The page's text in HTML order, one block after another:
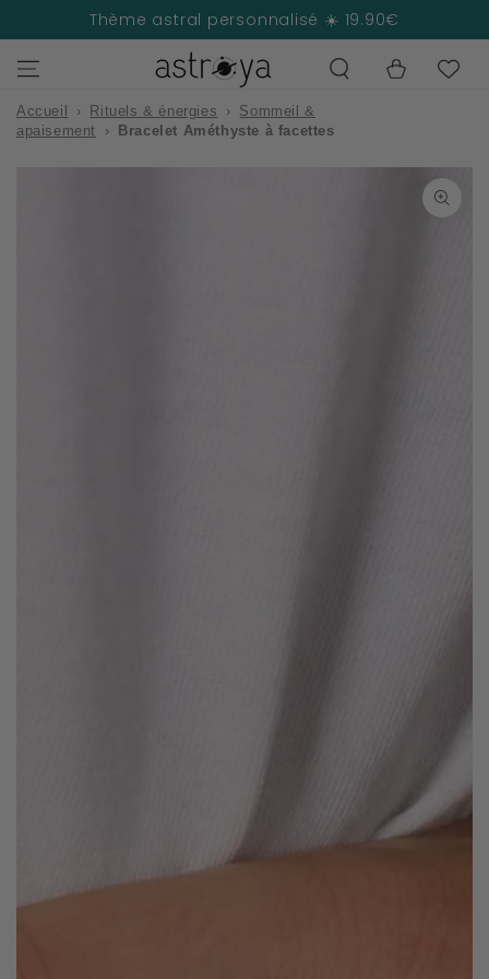
IGNORER LE
CONTENUThème astral personnalisé ☀️ 19.90€
Panier
Accueil › Rituels & énergies › Sommeil &
apaisement
› Bracelet Améthyste à facettes